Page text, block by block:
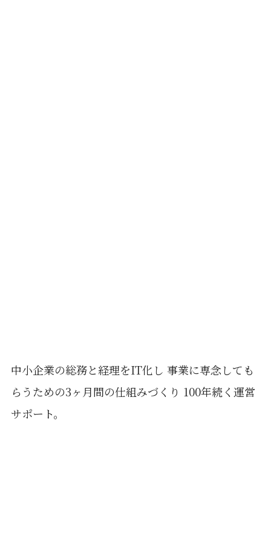
中小企業の総務と経理をIT化し 事業に専念しても
らうための3ヶ月間の仕組みづくり 100年続く運営
サポート。